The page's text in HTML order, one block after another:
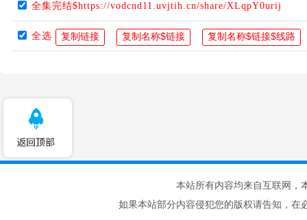
全集完结$https://vodcnd11.uvjtih.cn/share/XLqpY0urij
全选
本站所有内容均来自互联网，
如果本站部分内容侵犯您的版权请告知，在